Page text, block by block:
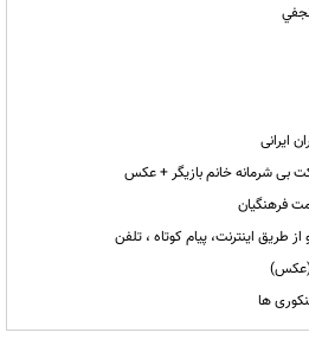
بی شرمانه خانم بازیگر + عکس
طریق اینترنت، پیام کوتاه ، تلفن
(عکس)
ها